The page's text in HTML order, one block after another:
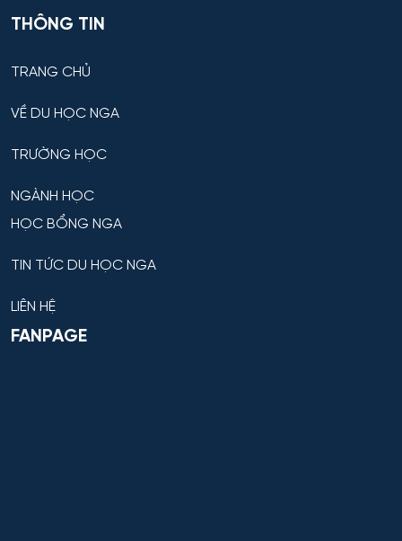
Hệ thống cơ điện đặc biệt
Hệ thống cấp nhiệt & điện cho thiết bị – cơ sở quân
Hệ thống không gian và tên lửa
Hệ thống kỹ thuật radar đặc chủng
Hệ thống Làm lạnh, Thiết bị đông lạnh, Điều hòa
không khí và Hỗ trợ Sự sống
THÔNG TIN
TRANG CHỦ
VỀ DU HỌC NGA
TRƯỜNG HỌC
NGÀNH HỌC
HỌC BỔNG NGA
TIN TỨC DU HỌC NGA
LIÊN HỆ
FANPAGE